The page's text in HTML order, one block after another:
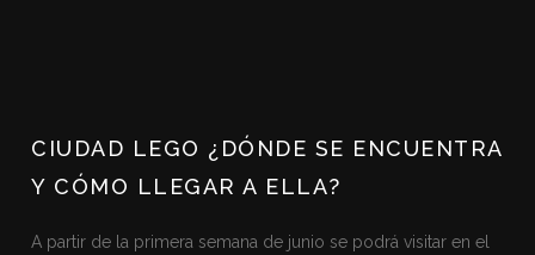
CIUDAD LEGO ¿DÓNDE SE ENCUENTRA
Y CÓMO LLEGAR A ELLA?
A partir de la primera semana de junio se podrá visitar en el